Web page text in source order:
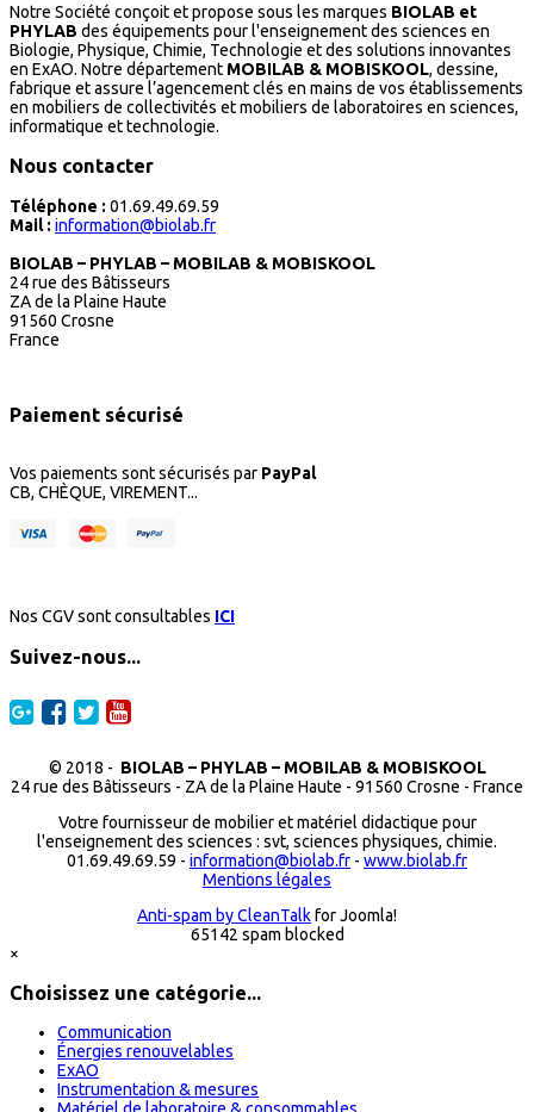
Notre Société conçoit et propose sous les marques BIOLAB et
PHYLAB des équipements pour l'enseignement des sciences en
Biologie, Physique, Chimie, Technologie et des solutions innovantes
en ExAO. Notre département MOBILAB & MOBISKOOL, dessine,
fabrique et assure l’agencement clés en mains de vos établissements
en mobiliers de collectivités et mobiliers de laboratoires en sciences,
informatique et technologie.
Nous contacter
Téléphone : 01.69.49.69.59
Mail : information@biolab.fr
BIOLAB – PHYLAB – MOBILAB & MOBISKOOL
24 rue des Bâtisseurs
ZA de la Plaine Haute
91560 Crosne
France
Paiement sécurisé
Vos paiements sont sécurisés par PayPal
CB, CHÈQUE, VIREMENT...
Nos CGV sont consultables ICI
Suivez-nous...
© 2018 - BIOLAB – PHYLAB – MOBILAB & MOBISKOOL
24 rue des Bâtisseurs - ZA de la Plaine Haute - 91560 Crosne - France
Votre fournisseur de mobilier et matériel didactique pour
l'enseignement des sciences : svt, sciences physiques, chimie.
01.69.49.69.59 - information@biolab.fr - www.biolab.fr
Mentions légales
Anti-spam by CleanTalkfor Joomla!
65142 spam blocked
×
Choisissez une catégorie...
Communication
Énergies renouvelables
ExAO
Instrumentation & mesures